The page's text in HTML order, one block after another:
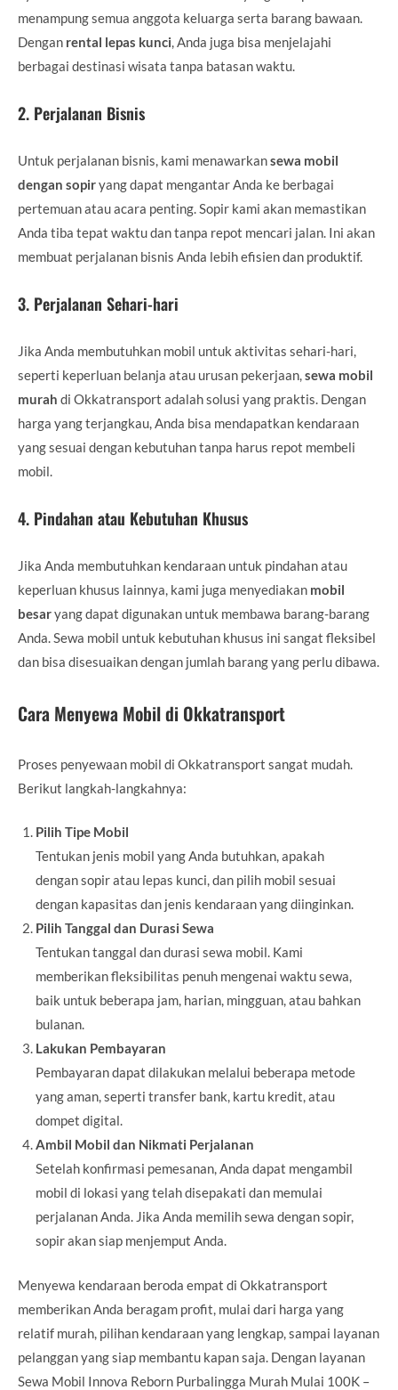
menampung semua anggota keluarga serta barang bawaan.
Dengan rental lepas kunci , Anda juga bisa menjelajahi
berbagai destinasi wisata tanpa batasan waktu.
2. Perjalanan Bisnis
Untuk perjalanan bisnis, kami menawarkansewa mobil
dengan sopiryang dapat mengantar Anda ke berbagai
pertemuan atau acara penting. Sopir kami akan memastikan
Anda tiba tepat waktu dan tanpa repot mencari jalan. Ini akan
membuat perjalanan bisnis Anda lebih efisien dan produktif.
3. Perjalanan Sehari-hari
Jika Anda membutuhkan mobil untuk aktivitas sehari-hari,
seperti keperluan belanja atau urusan pekerjaan, sewa mobil
murah di Okkatransport adalah solusi yang praktis. Dengan
harga yang terjangkau, Anda bisa mendapatkan kendaraan
yang sesuai dengan kebutuhan tanpa harus repot membeli
mobil.
4. Pindahan atau Kebutuhan Khusus
Jika Anda membutuhkan kendaraan untuk pindahan atau
keperluan khusus lainnya, kami juga menyediakan mobil
besaryang dapat digunakan untuk membawa barang-barang
Anda. Sewa mobil untuk kebutuhan khusus ini sangat fleksibel
dan bisa disesuaikan dengan jumlah barang yang perlu dibawa.
Cara Menyewa Mobil di Okkatransport
Proses penyewaan mobil di Okkatransport sangat mudah.
Berikut langkah-langkahnya:
Pilih Tipe Mobil
Tentukan jenis mobil yang Anda butuhkan, apakah
dengan sopir atau lepas kunci, dan pilih mobil sesuai
dengan kapasitas dan jenis kendaraan yang diinginkan.
Pilih Tanggal dan Durasi Sewa
Tentukan tanggal dan durasi sewa mobil. Kami
memberikan fleksibilitas penuh mengenai waktu sewa,
baik untuk beberapa jam, harian, mingguan, atau bahkan
bulanan.
Lakukan Pembayaran
Pembayaran dapat dilakukan melalui beberapa metode
yang aman, seperti transfer bank, kartu kredit, atau
dompet digital.
Ambil Mobil dan Nikmati Perjalanan
Setelah konfirmasi pemesanan, Anda dapat mengambil
mobil di lokasi yang telah disepakati dan memulai
perjalanan Anda. Jika Anda memilih sewa dengan sopir,
sopir akan siap menjemput Anda.
Menyewa kendaraan beroda empat di Okkatransport
memberikan Anda beragam profit, mulai dari harga yang
relatif murah, pilihan kendaraan yang lengkap, sampai layanan
pelanggan yang siap membantu kapan saja. Dengan layanan
Sewa Mobil Innova Reborn Purbalingga Murah Mulai 100K –